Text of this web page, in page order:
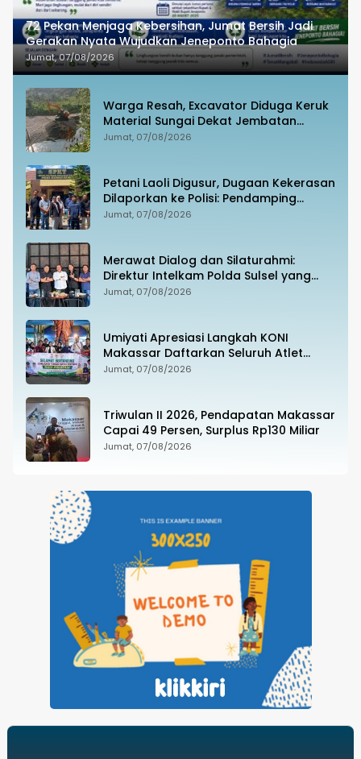
72 Pekan Menjaga Kebersihan, Jumat Bersih Jadi
Gerakan Nyata Wujudkan Jeneponto Bahagia
Jumat, 07/08/2026
Warga Resah, Excavator Diduga Keruk
Material Sungai Dekat Jembatan
Penghubung Luwu Utara–Luwu Timur
Jumat, 07/08/2026
Petani Laoli Digusur, Dugaan Kekerasan
Dilaporkan ke Polisi: Pendamping
Hukum hingga Penyandang Disabilitas
Jumat, 07/08/2026
Merawat Dialog dan Silaturahmi:
Direktur Intelkam Polda Sulsel yang
Baru Temui Pengurus PBHI
Jumat, 07/08/2026
Umiyati Apresiasi Langkah KONI
Makassar Daftarkan Seluruh Atlet
PORPROV ke BPJS Ketenagakerjaan
Jumat, 07/08/2026
Triwulan II 2026, Pendapatan Makassar
Capai 49 Persen, Surplus Rp130 Miliar
Jumat, 07/08/2026